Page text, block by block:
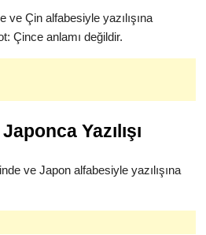
ve Çin alfabesiyle yazılışına
Çince anlamı değildir.
Yazılışı
ve Japon alfabesiyle yazılışına